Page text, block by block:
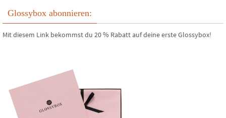
Glossybox abonnieren:
Mit diesem Link bekommst du 20 % Rabatt auf deine erste Glossybox!